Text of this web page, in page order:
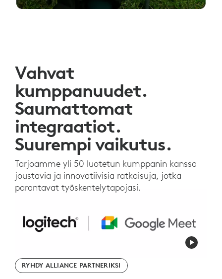
Vahvat
kumppanuudet.
Saumattomat
integraatiot.
Suurempi vaikutus.
Tarjoamme yli 50 luotetun kumppanin kanssa
joustavia ja innovatiivisia ratkaisuja, jotka
parantavat työskentelytapojasi.
RYHDY ALLIANCE PARTNERIKSI